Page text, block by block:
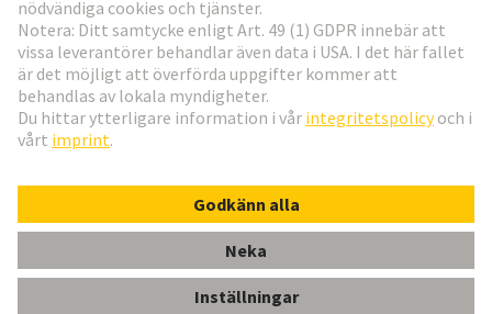
Sverige
© Teknologi-koncernen HARTING
ImprintIntegritetspolicy
Kundinformation